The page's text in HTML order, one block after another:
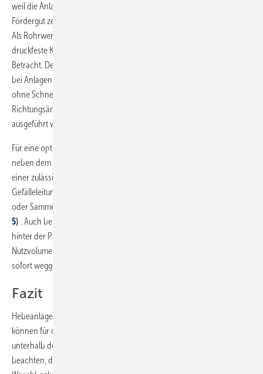
weil die Anlage mittels einer Schneidwerkeinrichtung das fäkale
Fördergut zerhäckselt und dann in die Abwasserleitung transportiert.
Als Rohrwerkstoffe für die Druckleitung kommen handelsübliche
druckfeste Kunststoffrohre wie PVC, PP oder PE sowie Kupferrohr in
Betracht. Der Mindest-Innendurchmesser muss laut DIN EN 12050-3
bei Anlagen mit einer Zerkleinerungseinrichtung mindestens 20 mm,
ohne Schneidwerk mindestens 25 mm betragen.
Richtungsänderungen sollten generell mit Bogen statt Winkeln
ausgeführt werden.
Für eine optimale Förderleistung sollte die Druckleitung möglichst
neben dem Sammelbehälter senkrecht steigend und nach Erreichen
einer zulässigen geodätischen Förderhöhe hgeo waagerecht als
Gefälleleitung mit einem Gefälle von 10mm/m (1 %) zu einer Grund-
oder Sammelleitung der Gebäudeentwässerung verlegt werden
5) . Auch bei einer rein waagerechten Förderung ist die Druckleitung
hinter der Pumpe zunächst ca. 0,50 m nach oben zu führen. Ein
Nutzvolumen besitzen diese Geräte nicht, das anfallende Wasser wird
sofort weggepumpt.
Fazit
Hebeanlagen zur begrenzten Verwendung nach DIN EN 12050-3
können für die Entwässerung eines zusätzlichen Bades oberhalb oder
unterhalb der Rückstauebene eingesetzt werden. Es gilt aber zu
beachten, dass an den Geräten, die ein WC entwässern, nur ein